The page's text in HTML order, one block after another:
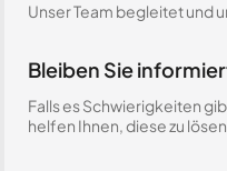
Unser Team begleitet und
Bleiben Sie
Falls es Schwierigkeiten
helfen Ihnen, diese zu